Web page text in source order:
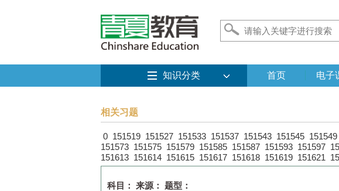
知识分类 首页 电子
相关习题
0 151519 151527 151533 151537 151543 151545 151549
151573 151575 151579 151585 151587 151593 151597
151613 151614 151615 151617 151618 151619 151621
科目： 来源： 题型：